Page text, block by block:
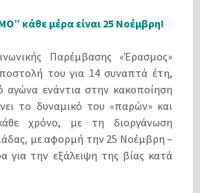
κάθε μέρα είναι 25 Νοέμβρη!
Παρέμβασης «Έρασμος»
του για 14 συναπτά έτη,
αγώνα ενάντια στην κακοποίηση
το δυναμικό του «παρών» και
χρόνο, με τη διοργάνωση
με αφορμή την 25 Νοέμβρη –
για την εξάλειψη της βίας κατά